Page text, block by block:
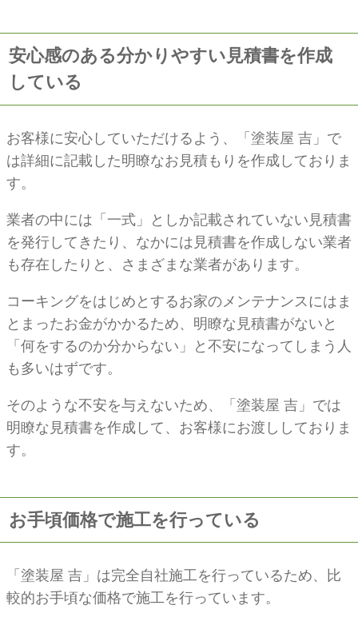
安心感のある分かりやすい見積書を作成
している
お客様に安心していただけるよう、「塗装屋 吉」で
は詳細に記載した明瞭なお見積もりを作成しておりま
す。
業者の中には「一式」としか記載されていない見積書
を発行してきたり、なかには見積書を作成しない業者
も存在したりと、さまざまな業者があります。
コーキングをはじめとするお家のメンテナンスにはま
とまったお金がかかるため、明瞭な見積書がないと
「何をするのか分からない」と不安になってしまう人
も多いはずです。
そのような不安を与えないため、「塗装屋 吉」では
明瞭な見積書を作成して、お客様にお渡ししておりま
す。
お手頃価格で施工を行っている
「塗装屋 吉」は完全自社施工を行っているため、比
較的お手頃な価格で施工を行っています。